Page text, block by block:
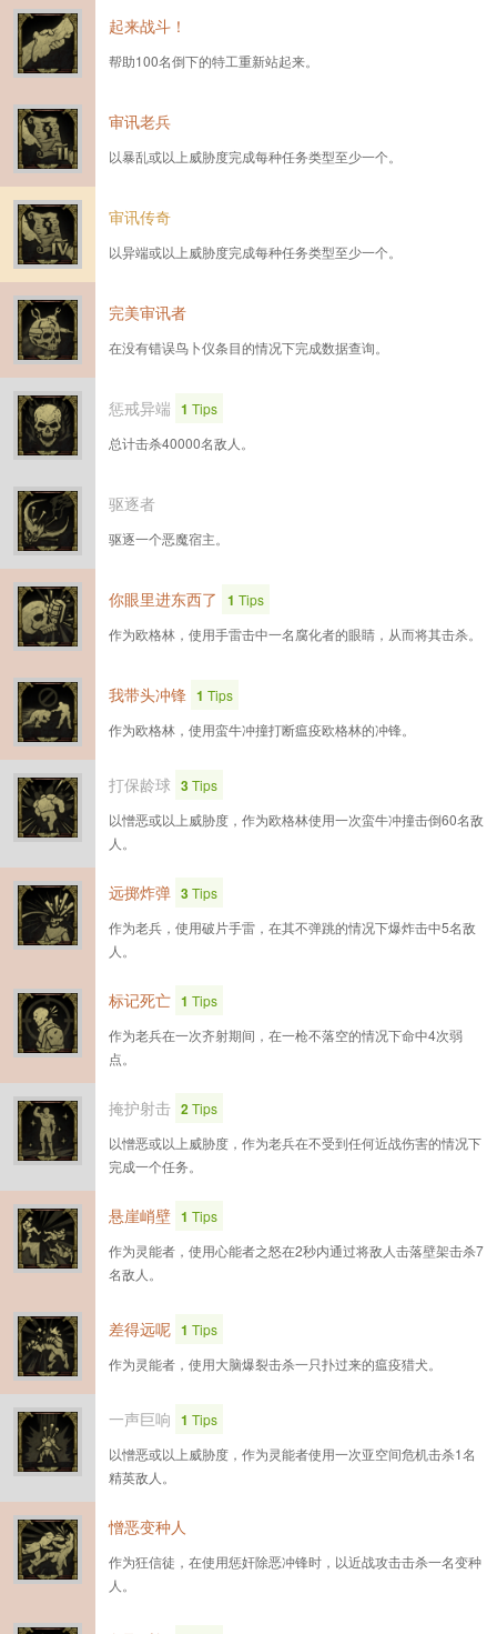
起来战斗！
帮助100名倒下的特工重新站起来。
审讯老兵
以暴乱或以上威胁度完成每种任务类型至少一个。
审讯传奇
以异端或以上威胁度完成每种任务类型至少一个。
完美审讯者
在没有错误鸟卜仪条目的情况下完成数据查询。
惩戒异端 1 Tips
总计击杀40000名敌人。
驱逐者
驱逐一个恶魔宿主。
你眼里进东西了 1 Tips
作为欧格林，使用手雷击中一名腐化者的眼睛，从而将其击杀。
我带头冲锋 1 Tips
作为欧格林，使用蛮牛冲撞打断瘟疫欧格林的冲锋。
打保龄球 3Tips
以憎恶或以上威胁度，作为欧格林使用一次蛮牛冲撞击倒60名敌
人。
远掷炸弹 3Tips
作为老兵，使用破片手雷，在其不弹跳的情况下爆炸击中5名敌
人。
标记死亡 1 Tips
作为老兵在一次齐射期间，在一枪不落空的情况下命中4次弱
点。
掩护射击 2Tips
以憎恶或以上威胁度，作为老兵在不受到任何近战伤害的情况下
完成一个任务。
悬崖峭壁 1 Tips
作为灵能者，使用心能者之怒在2秒内通过将敌人击落壁架击杀7
名敌人。
差得远呢 1 Tips
作为灵能者，使用大脑爆裂击杀一只扑过来的瘟疫猎犬。
一声巨响 1 Tips
以憎恶或以上威胁度，作为灵能者使用一次亚空间危机击杀1名
精英敌人。
憎恶变种人
作为狂信徒，在使用惩奸除恶冲锋时，以近战攻击击杀一名变种
人。